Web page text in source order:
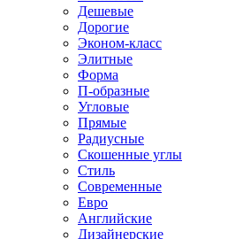
Дешевые
Дорогие
Эконом-класс
Элитные
Форма
П-образные
Угловые
Прямые
Радиусные
Скошенные углы
Стиль
Современные
Евро
Английские
Дизайнерские